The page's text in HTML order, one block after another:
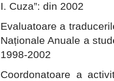
I. Cuza”: din 2002
Evaluatoare a
Naționale Anuale a
1998-2002
Coordonatoare a